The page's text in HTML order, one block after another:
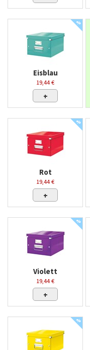
%
Eisblau
19,44 €
+
%
Rot
19,44 €
+
%
Violett
19,44 €
+
%